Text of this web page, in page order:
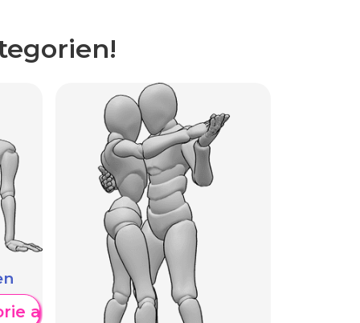
anzeigen